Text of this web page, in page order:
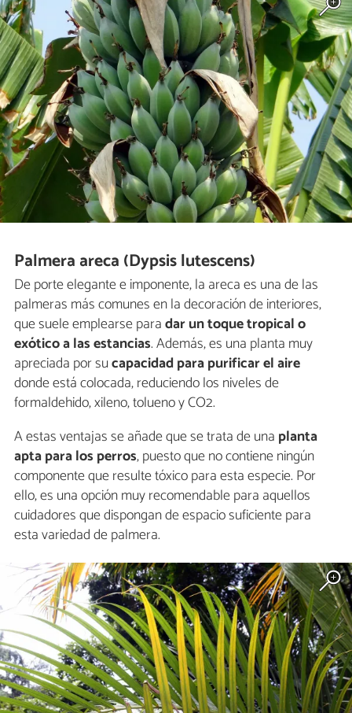
Palmera areca (Dypsis lutescens)
De porte elegante e imponente, la areca es una de las
palmeras más comunes en la decoración de interiores,
que suele emplearse paradar un toque tropical o
exótico a las estancias. Además, es una planta muy
apreciada por sucapacidad para purificar el aire
donde está colocada, reduciendo los niveles de
formaldehido, xileno, tolueno y CO2.
A estas ventajas se añade que se trata de una planta
apta para los perros, puesto que no contiene ningún
componente que resulte tóxico para esta especie. Por
ello, es una opción muy recomendable para aquellos
cuidadores que dispongan de espacio suficiente para
esta variedad de palmera.